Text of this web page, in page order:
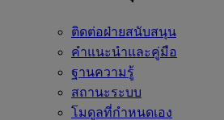
ติดต่อฝ่ายสนับสนุน
คำแนะนำและคู่มือ
ฐานความรู้
สถานะระบบ
โมดูลที่กำหนดเอง